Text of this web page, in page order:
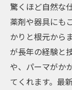
驚くほど自然な
薬剤や器具にも
かりと根元から
が長年の経験と
や、パーマがか
てくれます。最